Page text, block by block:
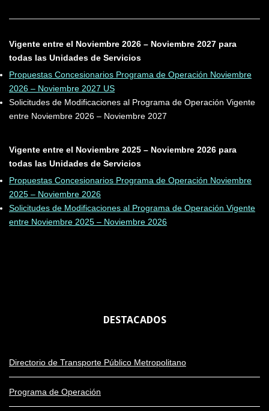
Vigente entre el Noviembre 2026 – Noviembre 2027 para
todas las Unidades de Servicios
Propuestas Concesionarios Programa de Operación Noviembre
2026 – Noviembre 2027 US
Solicitudes de Modificaciones al Programa de Operación Vigente
entre Noviembre 2026 – Noviembre 2027
Vigente entre el Noviembre 2025 – Noviembre 2026 para
todas las Unidades de Servicios
Propuestas Concesionarios Programa de Operación Noviembre
2025 – Noviembre 2026
Solicitudes de Modificaciones al Programa de Operación Vigente
entre Noviembre 2025 – Noviembre 2026
DESTACADOS
Directorio de Transporte Público Metropolitano
Programa de Operación